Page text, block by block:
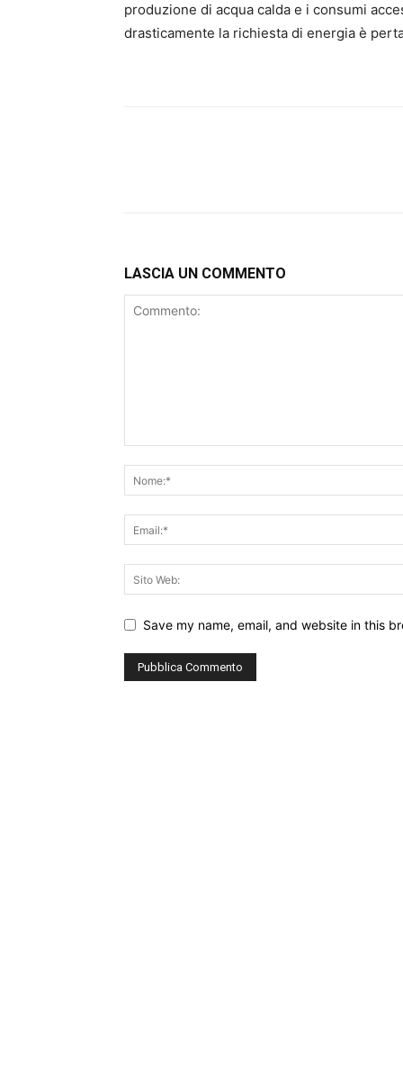
produzione di acqua calda e i consumi
drasticamente la richiesta di energia è
LASCIA UN COMMENTO
Save my name, email, and website in this